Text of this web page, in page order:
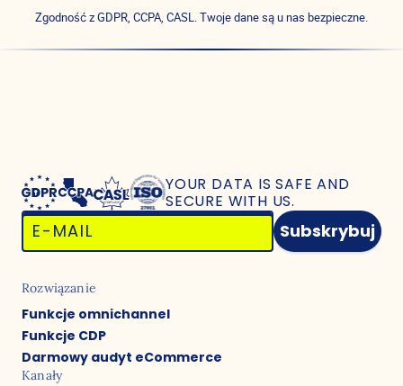
Zgodność z GDPR, CCPA, CASL. Twoje dane są u nas bezpieczne.
YOUR DATA IS SAFE AND
SECURE WITH US.
Subskrybuj
Rozwiązanie
Funkcje omnichannel
Funkcje CDP
Darmowy audyt eCommerce
Kanały